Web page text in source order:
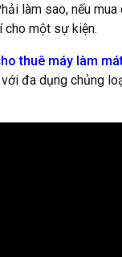
làm sao, nếu
cho một sự kiện.
thuê máy làm
với đa dụng chủng